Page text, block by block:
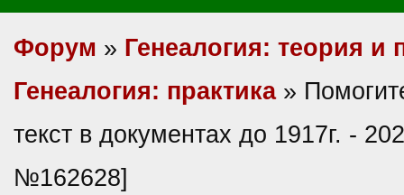
Форум » Генеалогия: теория и
Генеалогия: практика»
текст в документах до 1917г. -
№162628]